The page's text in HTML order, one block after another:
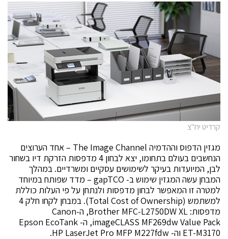
קרדיט יח"צ
מגזין הדפוס וההדמיה The Image Channel – אחד הערוצים
הנחשבים בעולם בתחומו, יצא לבחון 4 מדפסות הזרקת דיו בשחור
לבן, המיועדות בעיקר לשימושים עסקיים ומשרדיים. במהלך
המבחן עשה המגזין שימוש ב- gapTCO – מדד שפותח במיוחד
למטרה זו המאפשר לבחון מדפסות ולנתחן על פי העלות כוללת
למשתמש (Total Cost of Ownership). במבחן לקחו חלק 4
מדפסות: Brother MFC-L2750DW XL, ה-Canon
imageCLASS MF269dw Value Pack, ה- Epson EcoTank
ET-M3170 וה- HP LaserJet Pro MFP M227fdw.